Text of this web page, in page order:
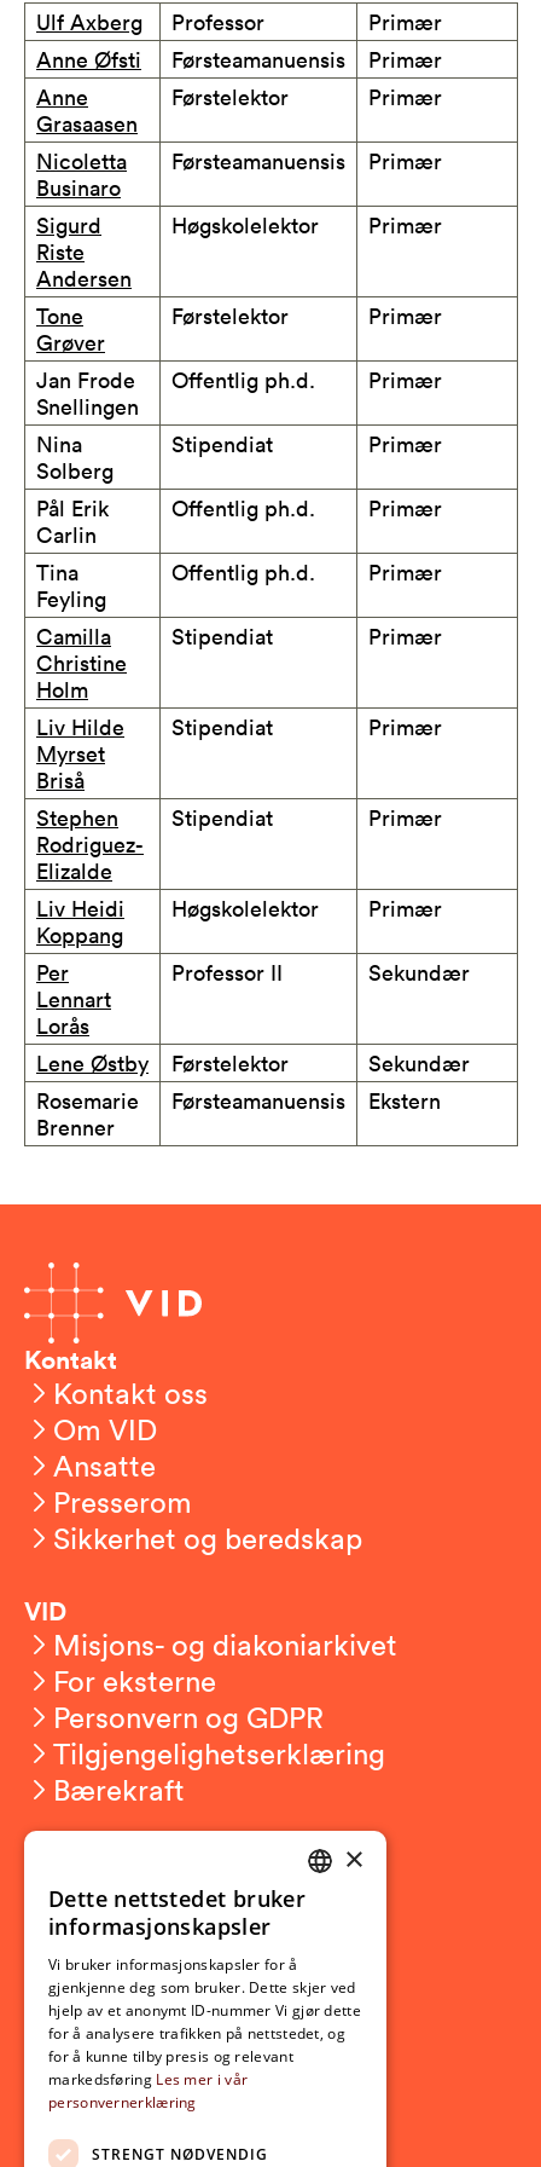
Ulf Axberg Professor
Primær
Anne Øfsti
Førsteamanuensis
Primær
Anne
Grasaasen
Førstelektor Primær
Nicoletta
Businaro
Førsteamanuensis Primær
Sigurd
Riste
Andersen
Høgskolelektor Primær
Tone
Grøver
Førstelektor Primær
Jan Frode
Snellingen
Offentlig ph.d. Primær
Nina
Solberg
Stipendiat Primær
Pål Erik
Carlin
Offentlig ph.d. Primær
Tina
Feyling
Offentlig ph.d. Primær
Camilla
Christine
Holm
Stipendiat Primær
Liv Hilde
Myrset
Briså
Stipendiat Primær
Stephen
Rodriguez-
Elizalde
Stipendiat Primær
Liv Heidi
Koppang
Høgskolelektor Primær
Per
Lennart
Lorås
Professor II Sekundær
Lene Østby Førstelektor
Sekundær
Rosemarie
Brenner
Førsteamanuensis Ekstern
Kontakt
Kontakt oss
Om VID
Ansatte
Presserom
Sikkerhet og beredskap
VID
Misjons- og diakoniarkivet
For eksterne
Personvern og GDPR
Tilgjengelighetserklæring
Bærekraft
Ny student
Utveksling
Opptak
Lov- og regelverk
Aktuelt
Nyheter
Arrangementer
NORWEGIAN
×
Dette nettstedet bruker
informasjonskapsler
Vi bruker informasjonskapsler for å
gjenkjenne deg som bruker. Dette skjer ved
hjelp av et anonymt ID-nummer Vi gjør dette
for å analysere trafikken på nettstedet, og
for å kunne tilby presis og relevant
markedsføring Les mer i vår
personvernerklæring
STRENGT NØDVENDIG